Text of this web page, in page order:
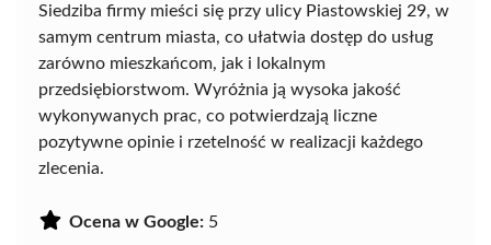
Siedziba firmy mieści się przy ulicy Piastowskiej 29, w
samym centrum miasta, co ułatwia dostęp do usług
zarówno mieszkańcom, jak i lokalnym
przedsiębiorstwom. Wyróżnia ją wysoka jakość
wykonywanych prac, co potwierdzają liczne
pozytywne opinie i rzetelność w realizacji każdego
zlecenia.
Ocena w Google: 5